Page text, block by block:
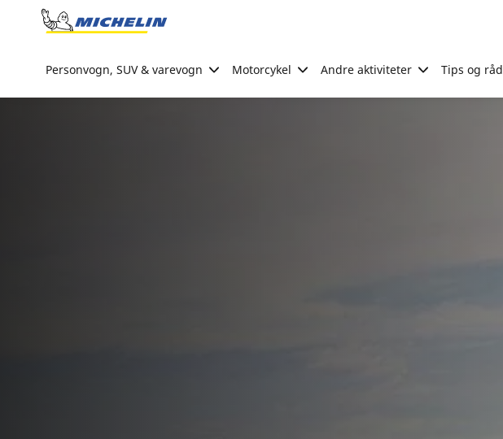
Go to page content
Personvogn, SUV & varevogn Motorcykel Andre aktiviteter Tips og råd